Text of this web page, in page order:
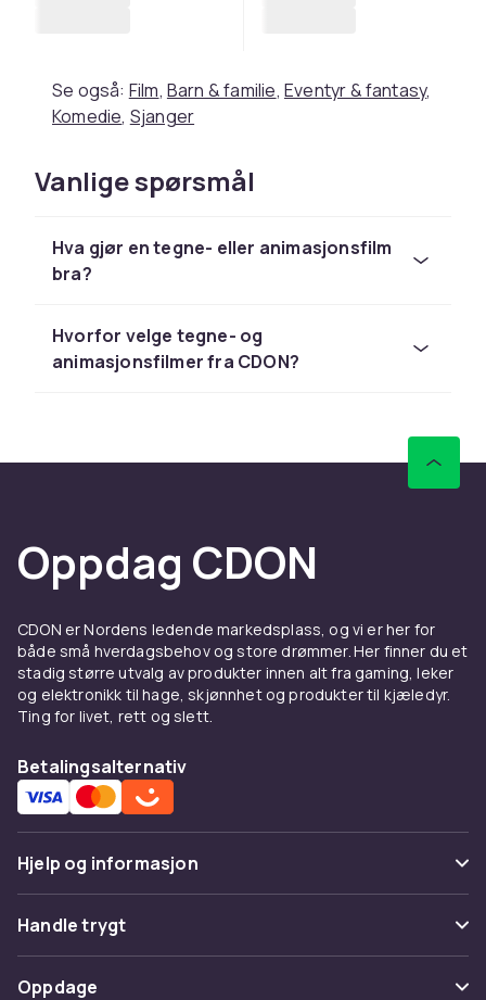
Se også: Film, Barn & familie, Eventyr & fantasy,
Komedie, Sjanger
Vanlige spørsmål
Hva gjør en tegne- eller animasjonsfilm
bra?
Hvorfor velge tegne- og
animasjonsfilmer fra CDON?
Oppdag CDON
CDON er Nordens ledende markedsplass, og vi er her for
både små hverdagsbehov og store drømmer. Her finner du et
stadig større utvalg av produkter innen alt fra gaming, leker
og elektronikk til hage, skjønnhet og produkter til kjæledyr.
Ting for livet, rett og slett.
Betalingsalternativ
Hjelp og informasjon
Vanlige spørsmål
Spor pakke
Handle trygt
Betaling
Oppdage